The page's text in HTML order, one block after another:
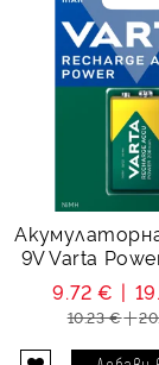
9V Varta
mAh
9.72 €
10.23 €